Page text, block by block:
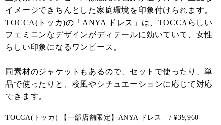
イメージできちんとした家庭環境を印象付けられます。
TOCCA(トッカ)の「ANYA ドレス」は、TOCCAらしい
フェミニンなデザインがディテールに効いていて、女性
らしい印象になるワンピース。
同素材のジャケットもあるので、セットで使ったり、単
品で使ったりと、校風やシチュエーションに応じて対応
できます。
TOCCA(トッカ) 【一部店舗限定】ANYA ドレス / ¥39,960